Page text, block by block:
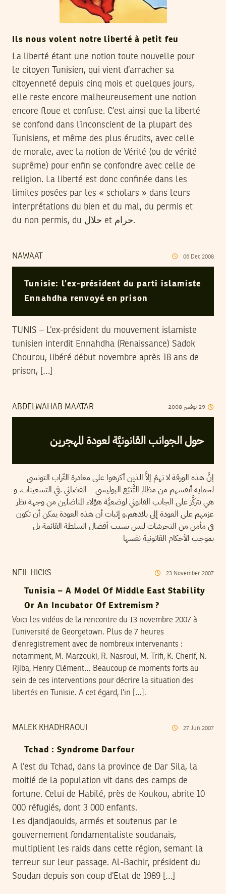
Ils nous volent notre liberté à petit feu
La liberté étant une notion toute nouvelle pour
le citoyen Tunisien, qui vient d’arracher sa
citoyenneté depuis cinq mois et quelques jours,
elle reste encore malheureusement une notion
encore floue et confuse. C’est ainsi que la liberté
se confond dans l’inconscient de la plupart des
Tunisiens, et même des plus érudits, avec celle
de morale, avec la notion de Vérité (ou de vérité
suprême) pour enfin se confondre avec celle de
religion. La liberté est donc confinée dans les
limites posées par les « scholars » dans leurs
interprétations du bien et du mal, du permis et
NAWAAT 06 Dec 2008
Tunisie: l’ex-président du parti islamiste
Ennahdha renvoyé en prison
TUNIS – L’ex-président du mouvement islamiste
tunisien interdit Ennahdha (Renaissance) Sadok
Chourou, libéré début novembre après 18 ans de
prison, […]
ABDELWAHAB MAATAR 29 نوفمبر 2008
حول الجوانب القانونيَّة لعودة المهجرين
إنَّ هذه الورقة لا تهمّ إلاَّ الذين أكرهوا على مغادرة التّراب التونسي
لحماية أنفسهم من مظالم التَّتبّع البوليسي – القضائي .في التسعينات. و
هي تتركَّز على الجانب القانوني لوضعيَّة هؤلاء المناضلين من وجهة نظر
عزمهم على العودة إلى بلادهم.و إثبات أن هذه العودة يمكن أن تكون
في مأمن من التحرشات ليس بسبب أفضال السلطة القائمة بل
بموجب الأحكام القانونية نفسها
NEIL HICKS 23 November 2007
Tunisia – A Model Of Middle East Stability
Or An Incubator Of Extremism ?
Voici les vidéos de la rencontre du 13 novembre 2007 à
l’université de Georgetown. Plus de 7 heures
d’enregistrement avec de nombreux intervenants :
notamment, M. Marzouki, R. Nasroui, M. Trifi, K. Cherif, N.
Rjiba, Henry Clément… Beaucoup de moments forts au
sein de ces interventions pour décrire la situation des
libertés en Tunisie. A cet égard, l’in […].
MALEK KHADHRAOUI 27 Jun 2007
Tchad : Syndrome Darfour
A l’est du Tchad, dans la province de Dar Sila, la
moitié de la population vit dans des camps de
fortune. Celui de Habilé, près de Koukou, abrite 10
000 réfugiés, dont 3 000 enfants.
Les djandjaouids, armés et soutenus par le
gouvernement fondamentaliste soudanais,
multiplient les raids dans cette région, semant la
terreur sur leur passage. Al-Bachir, président du
Soudan depuis son coup d’Etat de 1989 […]